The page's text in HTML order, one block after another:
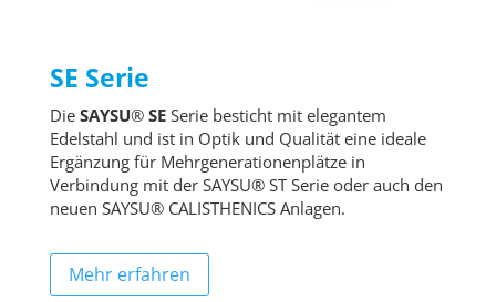
SE Serie
Die SAYSU®SESerie besticht mit elegantem
Edelstahl und ist in Optik und Qualität eine ideale
Ergänzung für Mehrgenerationenplätze in
Verbindung mit der SAYSU® ST Serie oder auch den
neuen SAYSU® CALISTHENICS Anlagen.
Mehr erfahren